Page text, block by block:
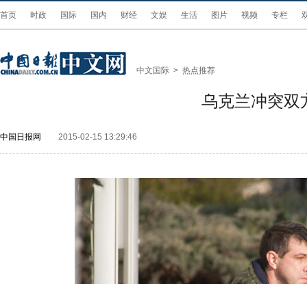
首页 时政 国际 国内 财经 文娱 生活 图片 视频 专栏
中文国际 > 热点推荐
乌克兰冲突双
中国日报网 2015-02-15 13:29:46